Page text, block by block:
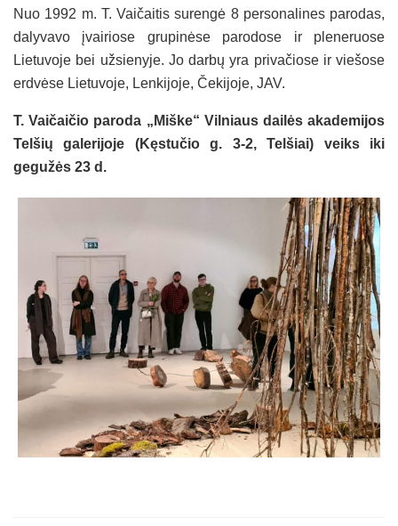
Nuo 1992 m. T. Vaičaitis surengė 8 personalines parodas,
dalyvavo įvairiose grupinėse parodose ir pleneruose
Lietuvoje bei užsienyje. Jo darbų yra privačiose ir viešose
erdvėse Lietuvoje, Lenkijoje, Čekijoje, JAV.
T. Vaičaičio paroda „Miške“ Vilniaus dailės akademijos
Telšių galerijoje (Kęstučio g. 3-2, Telšiai) veiks iki
gegužės 23 d.